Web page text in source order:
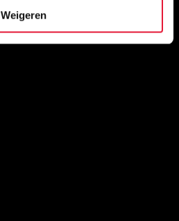
Weigeren